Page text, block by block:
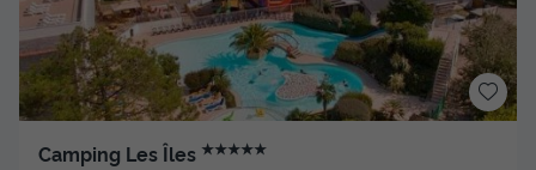
Camping Les Îles ★★★★★